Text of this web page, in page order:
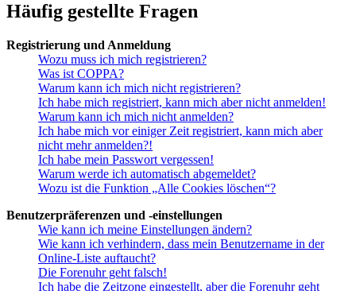
Häufig gestellte Fragen
Registrierung und Anmeldung
Wozu muss ich mich registrieren?
Was ist COPPA?
Warum kann ich mich nicht registrieren?
Ich habe mich registriert, kann mich aber nicht anmelden!
Warum kann ich mich nicht anmelden?
Ich habe mich vor einiger Zeit registriert, kann mich aber
nicht mehr anmelden?!
Ich habe mein Passwort vergessen!
Warum werde ich automatisch abgemeldet?
Wozu ist die Funktion „Alle Cookies löschen“?
Benutzerpräferenzen und -einstellungen
Wie kann ich meine Einstellungen ändern?
Wie kann ich verhindern, dass mein Benutzername in der
Online-Liste auftaucht?
Die Forenuhr geht falsch!
Ich habe die Zeitzone eingestellt, aber die Forenuhr geht